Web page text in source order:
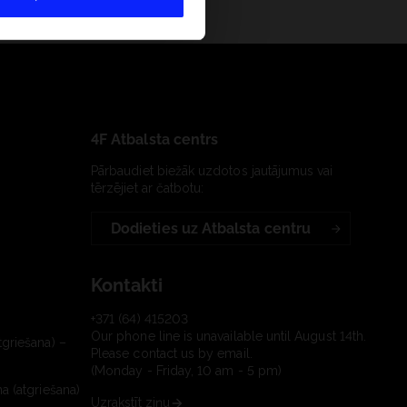
–
(atgriešana)
4F Atbalsta centrs
Pārbaudiet biežāk uzdotos jautājumus vai
tērzējiet ar čatbotu:
Dodieties uz Atbalsta centru
Kontakti
+371 (64) 415203
Our phone line is unavailable until August 14th.
Please contact us by email.
(Monday - Friday, 10 am - 5 pm)
Uzrakstīt ziņu